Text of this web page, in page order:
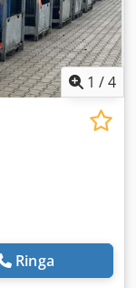
1 /4
Ringa